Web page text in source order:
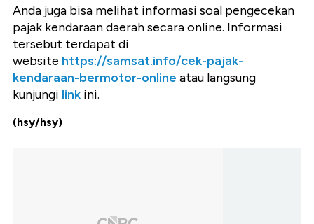
Anda juga bisa melihat informasi soal pengecekan
pajak kendaraan daerah secara online. Informasi
tersebut terdapat di
website https://samsat.info/cek-pajak-
kendaraan-bermotor-online atau langsung
kunjungi link ini.
(hsy/hsy)